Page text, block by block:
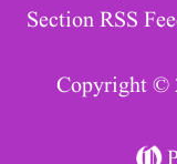
Section RSS
Copyright ©